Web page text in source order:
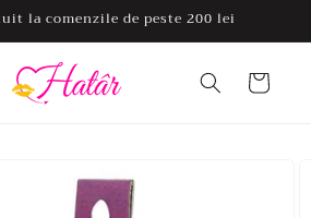
la comenzile de peste 200 lei
Coș